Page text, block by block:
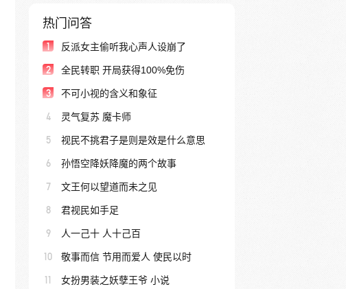
热门问答
1 反派女主偷听我心声人设崩了
2 全民转职 开局获得100%免伤
3 不可小视的含义和象征
4 灵气复苏 魔卡师
5 视民不挑君子是则是效是什么意思
6 孙悟空降妖降魔的两个故事
7 文王何以望道而未之见
8 君视民如手足
9 人一己十 人十己百
10 敬事而信 节用而爱人 使民以时
11 女扮男装之妖孽王爷 小说